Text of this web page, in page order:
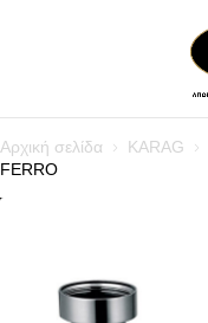
Αρχική σελίδα KARAG
FERRO